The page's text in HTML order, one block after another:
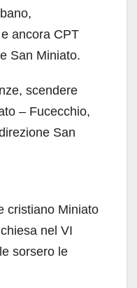
ancora CPT
San Miniato.
scendere
– Fucecchio,
San
cristiano Miniato
nel VI
sorsero le